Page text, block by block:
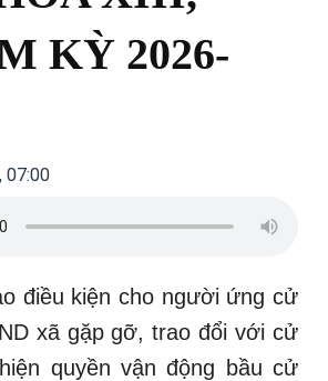
KỲ 2026-
07:00
điều kiện cho người ứng cử
xã gặp gỡ, trao đổi với cử
quyền vận động bầu cử